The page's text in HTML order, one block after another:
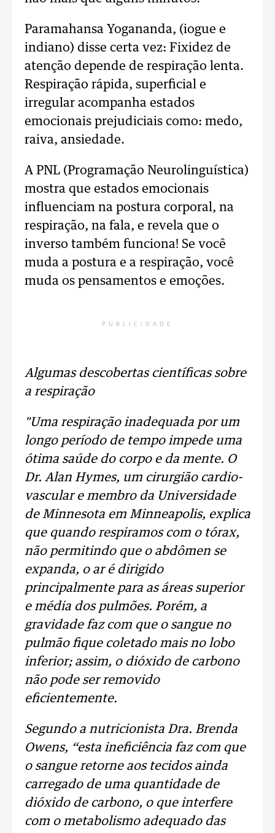
Paramahansa Yogananda, (iogue e
indiano) disse certa vez: Fixidez de
atenção depende de respiração lenta.
Respiração rápida, superficial e
irregular acompanha estados
emocionais prejudiciais como: medo,
raiva, ansiedade.
A PNL (Programação Neurolinguística)
mostra que estados emocionais
influenciam na postura corporal, na
respiração, na fala, e revela que o
inverso também funciona! Se você
muda a postura e a respiração, você
muda os pensamentos e emoções.
PUBLICIDADE
Algumas descobertas científicas sobre
a respiração
"Uma respiraçãoinadequada por um
longo período de tempo impede uma
ótima saúdedo corpoe da mente. O
Dr. Alan Hymes, um cirurgião cardio-
vascular e membro da Universidade
de Minnesota em Minneapolis, explica
que quandorespiramoscom o tórax,
não permitindo que o abdômen se
expanda, o ar é dirigido
principalmente para as áreas superior
e média dos pulmões. Porém, a
gravidade faz com que o sangue no
pulmãofique coletado mais no lobo
inferior; assim, o dióxido de carbono
não pode ser removido
eficientemente.
Segundo a nutricionista Dra. Brenda
Owens, “esta ineficiência faz com que
o sangueretorne aos tecidosainda
carregado de uma quantidade de
dióxido de carbono, o que interfere
com o metabolismoadequado das